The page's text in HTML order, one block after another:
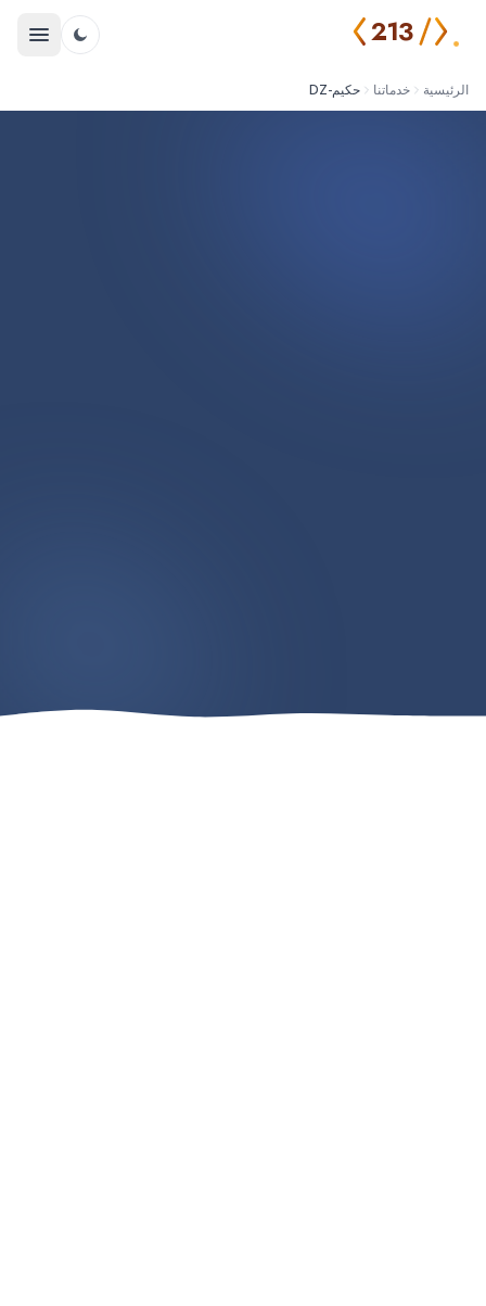
213
الرئيسية خدماتنا حكيم-DZ